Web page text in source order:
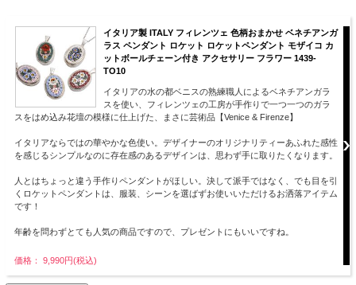
イタリア製 ITALY フィレンツェ 色柄おまかせ ベネチアンガ
ラス ペンダント ロケット ロケットペンダント モザイコ カ
ットボールチェーン付き アクセサリー フラワー 1439-
TO10
イタリアの水の都ベニスの熟練職人によるベネチアンガラ
スを使い、フィレンツェの工房が手作りで一つ一つのガラ
スをはめ込み花壇の模様に仕上げた、まさに芸術品【Venice & Firenze】
イタリアならではの華やかな色使い。デザイナーのオリジナリティーあふれた感性
を感じるシンプルなのに存在感のあるデザインは、思わず手に取りたくなります。
人とはちょっと違う手作りペンダントがほしい。決して派手ではなく、でも目を引
くロケットペンダントは、服装、シーンを選ばずお使いいただけるお洒落アイテム
です！
年齢を問わずとても人気の商品ですので、プレゼントにもいいですね。
価格： 9,990円(税込)